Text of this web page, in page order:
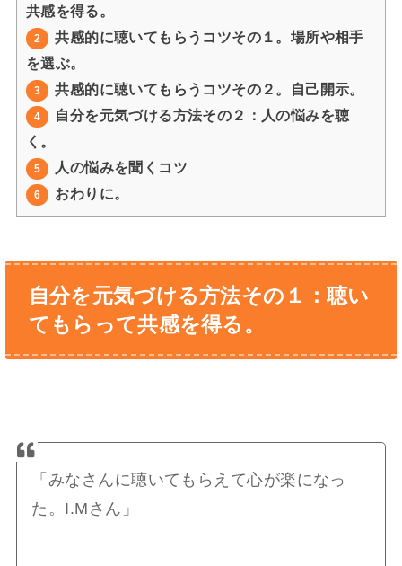
共感を得る。
2
共感的に聴いてもらうコツその１。場所や相手
を選ぶ。
3 共感的に聴いてもらうコツその２。自己開示。
4
自分を元気づける方法その２：人の悩みを聴
く。
5 人の悩みを聞くコツ
6 おわりに。
自分を元気づける方法その１：聴い
てもらって共感を得る。
「みなさんに聴いてもらえて心が楽になっ
た。I.Mさん」